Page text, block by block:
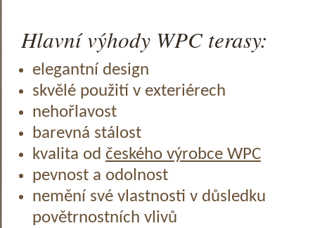
Hlavní výhody WPC terasy:
elegantní design
skvělé použití v exteriérech
nehořlavost
barevná stálost
kvalita od českého výrobce WPC
pevnost a odolnost
nemění své vlastnosti v důsledku
povětrnostních vlivů